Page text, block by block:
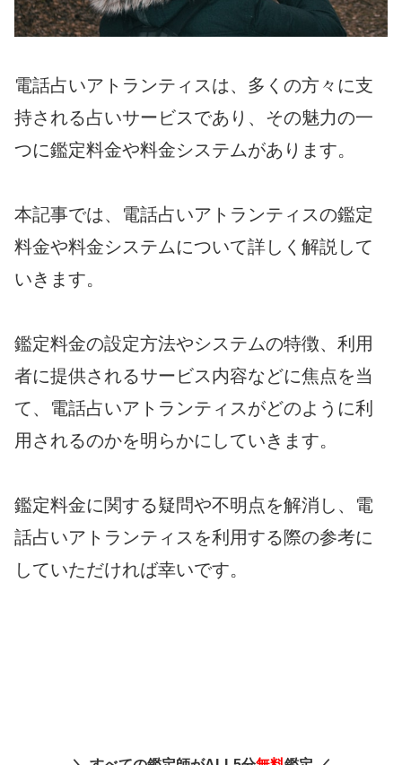
電話占いアトランティスは、多くの方々に支
持される占いサービスであり、その魅力の一
つに鑑定料金や料金システムがあります。
本記事では、電話占いアトランティスの鑑定
料金や料金システムについて詳しく解説して
いきます。
鑑定料金の設定方法やシステムの特徴、利用
者に提供されるサービス内容などに焦点を当
て、電話占いアトランティスがどのように利
用されるのかを明らかにしていきます。
鑑定料金に関する疑問や不明点を解消し、電
話占いアトランティスを利用する際の参考に
していただければ幸いです。